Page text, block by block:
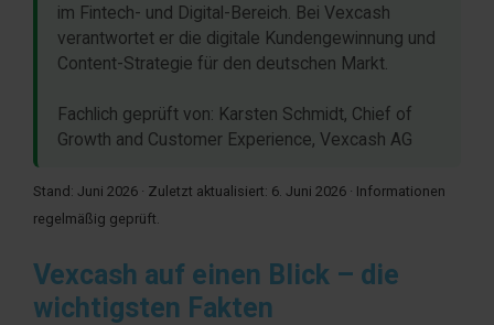
im Fintech- und Digital-Bereich. Bei Vexcash
verantwortet er die digitale Kundengewinnung und
Content-Strategie für den deutschen Markt.
Fachlich geprüft von: Karsten Schmidt, Chief of
Growth and Customer Experience, Vexcash AG
Stand: Juni 2026 · Zuletzt aktualisiert: 6. Juni 2026 · Informationen
regelmäßig geprüft.
Vexcash auf einen Blick – die
wichtigsten Fakten